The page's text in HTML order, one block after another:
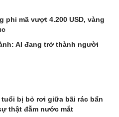
phi mã vượt 4.200 USD, vàng
AI đang trở thành người
tuổi bị bỏ rơi giữa bãi rác bẩn
thật đẫm nước mắt